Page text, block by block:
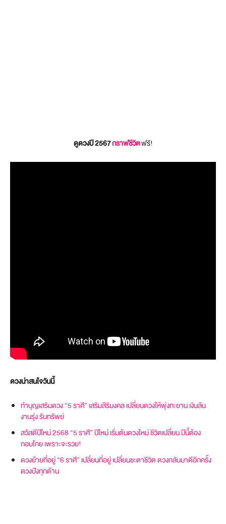
ดูดวงปี 2567กราฟชีวิตฟรี!
ดวงน่าสนใจวันนี้
ทำบุญเสริมดวง “5 ราศี” เสริมสิริมงคล เปลี่ยนดวงให้พุ่งทะยาน เงินล้น
งานรุ่ง รับทรัพย์
สวัสดีปีใหม่ 2568 “5 ราศี” ปีใหม่ เริ่มต้นดวงใหม่ ชีวิตเปลี่ยน ปีนี้ต้อง
กอบโกย เพราะจะรวย!
ดวงย้ายที่อยู่ “6 ราศี” เปลี่ยนที่อยู่ เปลี่ยนชะตาชีวิต ดวงกลับมาดีอีกครั้ง
ดวงปังทุกด้าน